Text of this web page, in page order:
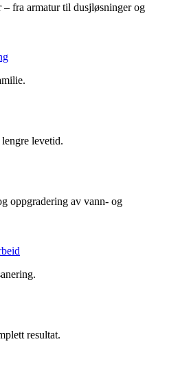
fra armatur til dusjløsninger og
levetid.
oppgradering av vann- og
resultat.